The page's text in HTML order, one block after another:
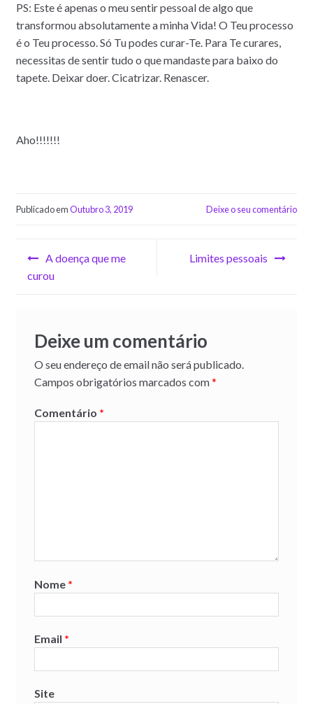
PS: Este é apenas o meu sentir pessoal de algo que
transformou absolutamente a minha Vida! O Teu processo
é o Teu processo. Só Tu podes curar-Te. Para Te curares,
necessitas de sentir tudo o que mandaste para baixo do
tapete. Deixar doer. Cicatrizar. Renascer.
Aho!!!!!!!
Publicado emOutubro 3, 2019 Deixe o seu comentário
Navegação
de
A doença que me
curou
Limites pessoais
Deixe um comentário
O seu endereço de email não será publicado.
Campos obrigatórios marcados com*
Comentário *
Nome *
Email *
Site